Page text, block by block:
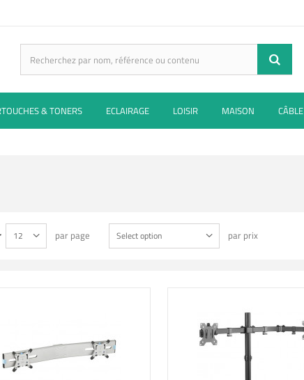
& TONERS ECLAIRAGE LOISIR MAISON CÂBLE
12 par page Select option par prix